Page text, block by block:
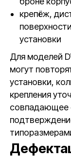
крепёж,
установки
Для моделей
могут
установки,
крепления
совпадающее